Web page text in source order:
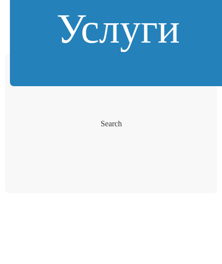
Услуги
Search